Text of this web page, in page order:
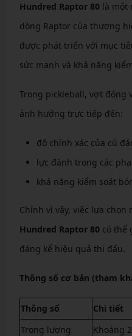
Hundred Raptor 80 là một
dòng Raptor của thương
được phát triển với mục
sức mạnh và khả năng
Trong pickleball, vợt đóng
ảnh hưởng trực tiếp đến:
độ chính xác của cú
lực đánh trong các
khả năng kiểm soát
Chính vì vậy, việc lựa
Hundred Raptor 80 có thể
đáng kể hiệu quả thi đấu.
Thông số cơ bản (tham
Thông số
Chi tiết
Trọng lượng
Khoảng